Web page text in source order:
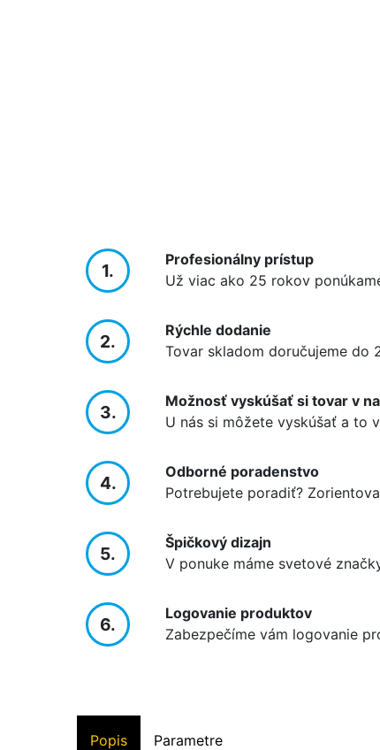
1.
Profesionálny prístup
Už viac ako 25 rokov
2.
Rýchle dodanie
Tovar skladom doručujeme do
3.
Možnosť vyskúšať si tovar v
U nás si môžete vyskúšať a to
4.
Odborné poradenstvo
Potrebujete poradiť?
5.
Špičkový dizajn
V ponuke máme svetové
6.
Logovanie produktov
Zabezpečíme vám logovanie
Popis Parametre